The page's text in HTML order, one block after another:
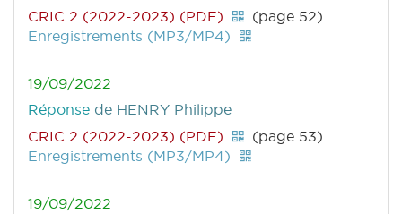
CRIC 2 (2022-2023) (PDF)
(page 52)
Enregistrements (MP3/MP4)
19/09/2022
Réponse de HENRY Philippe
CRIC 2 (2022-2023) (PDF)
(page 53)
Enregistrements (MP3/MP4)
19/09/2022